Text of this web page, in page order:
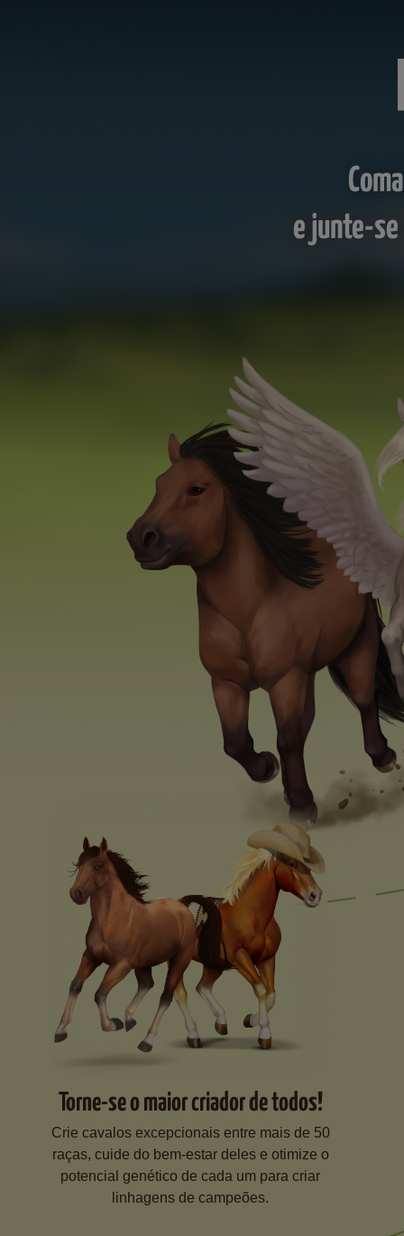
e junte-
Torne-se o maior criador de todos!
Crie cavalos excepcionais entre mais de 50
raças, cuide do bem-estar deles e otimize o
potencial genético de cada um para criar
linhagens de campeões.